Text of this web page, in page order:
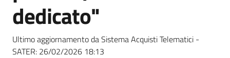
Piattaforme
telematiche
dedicato"
Ultimo aggiornamento da Sistema Acquisti Telematici -
SATER: 26/02/2026 18:13